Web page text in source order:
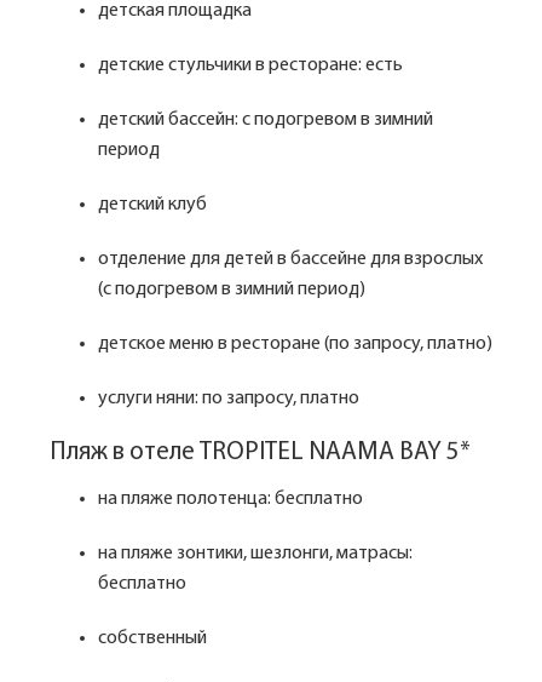
детская площадка
детские стульчики в ресторане: есть
детский бассейн: с подогревом в зимний
период
детский клуб
отделение для детей в бассейне для взрослых
(с подогревом в зимний период)
детское меню в ресторане (по запросу, платно)
услуги няни: по запросу, платно
Пляж в отеле TROPITEL NAAMA BAY 5*
на пляже полотенца: бесплатно
на пляже зонтики, шезлонги, матрасы:
бесплатно
собственный